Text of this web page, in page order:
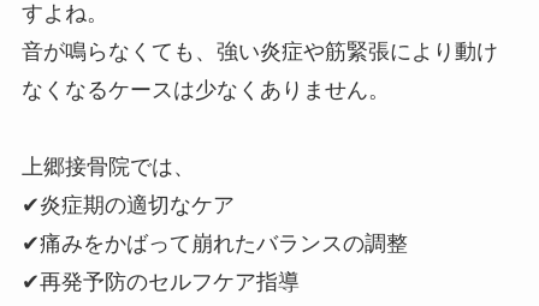
すよね。
音が鳴らなくても、強い炎症や筋緊張により動け
なくなるケースは少なくありません。
上郷接骨院では、
✔炎症期の適切なケア
✔痛みをかばって崩れたバランスの調整
✔再発予防のセルフケア指導